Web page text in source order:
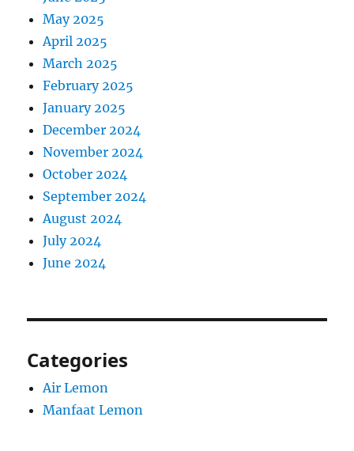
May 2025
April 2025
March 2025
February 2025
January 2025
December 2024
November 2024
October 2024
September 2024
August 2024
July 2024
June 2024
Categories
Air Lemon
Manfaat Lemon